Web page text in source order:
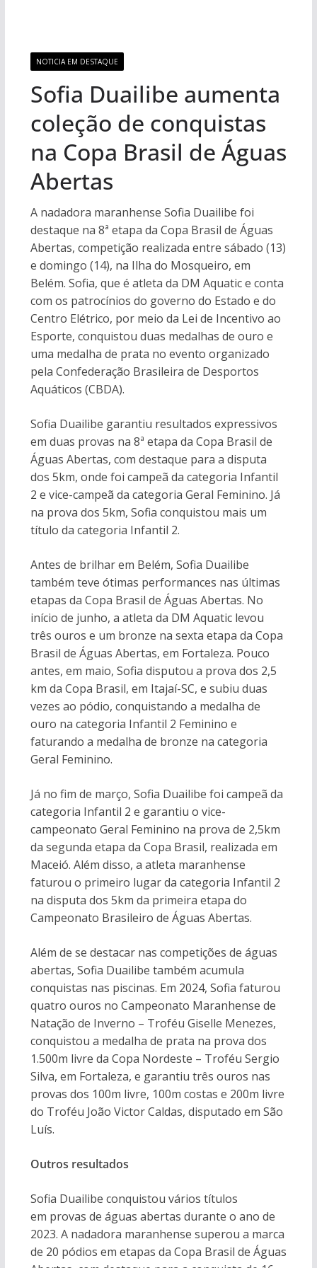
NOTICIA EM DESTAQUE
Sofia Duailibe aumenta
coleção de conquistas
na Copa Brasil de Águas
Abertas
A nadadora maranhense Sofia Duailibe foi
destaque na 8ª etapa da Copa Brasil de Águas
Abertas, competição realizada entre sábado (13)
e domingo (14), na Ilha do Mosqueiro, em
Belém. Sofia, que é atleta da DM Aquatic e conta
com os patrocínios do governo do Estado e do
Centro Elétrico, por meio da Lei de Incentivo ao
Esporte, conquistou duas medalhas de ouro e
uma medalha de prata no evento organizado
pela Confederação Brasileira de Desportos
Aquáticos (CBDA).
Sofia Duailibe garantiu resultados expressivos
em duas provas na 8ª etapa da Copa Brasil de
Águas Abertas, com destaque para a disputa
dos 5km, onde foi campeã da categoria Infantil
2 e vice-campeã da categoria Geral Feminino. Já
na prova dos 5km, Sofia conquistou mais um
título da categoria Infantil 2.
Antes de brilhar em Belém, Sofia Duailibe
também teve ótimas performances nas últimas
etapas da Copa Brasil de Águas Abertas. No
início de junho, a atleta da DM Aquatic levou
três ouros e um bronze na sexta etapa da Copa
Brasil de Águas Abertas, em Fortaleza. Pouco
antes, em maio, Sofia disputou a prova dos 2,5
km da Copa Brasil, em Itajaí-SC, e subiu duas
vezes ao pódio, conquistando a medalha de
ouro na categoria Infantil 2 Feminino e
faturando a medalha de bronze na categoria
Geral Feminino.
Já no fim de março, Sofia Duailibe foi campeã da
categoria Infantil 2 e garantiu o vice-
campeonato Geral Feminino na prova de 2,5km
da segunda etapa da Copa Brasil, realizada em
Maceió. Além disso, a atleta maranhense
faturou o primeiro lugar da categoria Infantil 2
na disputa dos 5km da primeira etapa do
Campeonato Brasileiro de Águas Abertas.
Além de se destacar nas competições de águas
abertas, Sofia Duailibe também acumula
conquistas nas piscinas. Em 2024, Sofia faturou
quatro ouros no Campeonato Maranhense de
Natação de Inverno – Troféu Giselle Menezes,
conquistou a medalha de prata na prova dos
1.500m livre da Copa Nordeste – Troféu Sergio
Silva, em Fortaleza, e garantiu três ouros nas
provas dos 100m livre, 100m costas e 200m livre
do Troféu João Victor Caldas, disputado em São
Luís.
Outros resultados
Sofia Duailibe conquistou vários títulos
em provas de águas abertas durante o ano de
2023. A nadadora maranhense superou a marca
de 20 pódios em etapas da Copa Brasil de Águas